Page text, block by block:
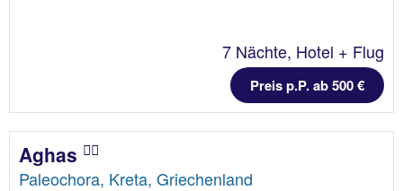
7 Nächte, Hotel + Flug
Preis p.P. ab 500 €
Aghas
Paleochora, Kreta, Griechenland